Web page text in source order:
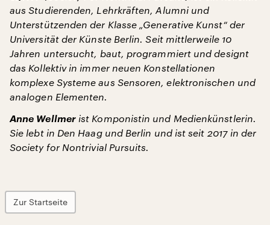
aus Studierenden, Lehrkräften, Alumni und
Unterstützenden der Klasse „Generative Kunst“ der
Universität der Künste Berlin. Seit mittlerweile 10
Jahren untersucht, baut, programmiert und designt
das Kollektiv in immer neuen Konstellationen
komplexe Systeme aus Sensoren, elektronischen und
analogen Elementen.
Anne Wellmerist Komponistin und Medienkünstlerin.
Sie lebt in Den Haag und Berlin und ist seit 2017 in der
Society for Nontrivial Pursuits.
Zur Startseite